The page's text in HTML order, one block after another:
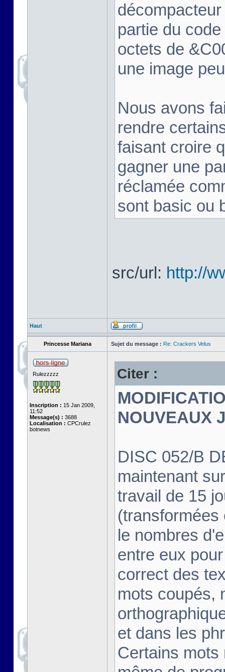
partie du
octets de
une image
Nous avons
rendre
faisant croire
gagner une
réclamée
sont basic ou
src/url: http://
Haut
Princesse Mariana Sujet du message : Re: Crackers Velus
Rulezzzzz
Inscription : 15 Jan 2009,
11:52
Message(s) : 3688
Localisation : CPCrulez
botnews
Citer :
NOUVEAUX
DISC 052/B
maintenant
travail de 15
(transformées
le nombres
entre eux
correct des
mots coupés,
et dans les
Certains mots